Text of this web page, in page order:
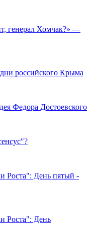
генерал Хомчак?» —
российского Крыма
Федора Достоевского
Роста": День пятый -
Роста": День